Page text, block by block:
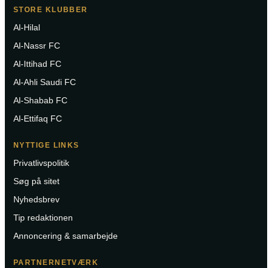
STORE KLUBBER
Al-Hilal
Al-Nassr FC
Al-Ittihad FC
Al-Ahli Saudi FC
Al-Shabab FC
Al-Ettifaq FC
NYTTIGE LINKS
Privatlivspolitik
Søg på sitet
Nyhedsbrev
Tip redaktionen
Annoncering & samarbejde
PARTNERNETVÆRK